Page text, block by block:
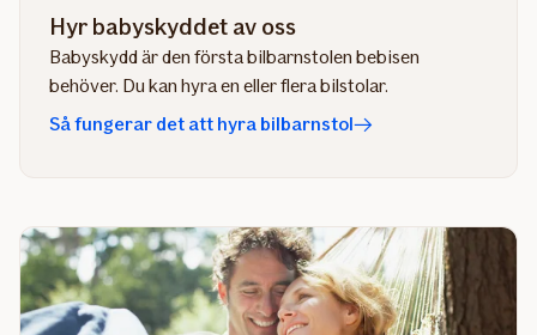
Hyr babyskyddet av oss
Babyskydd är den första bilbarnstolen bebisen
behöver. Du kan hyra en eller flera bilstolar.
Så fungerar det att hyra bilbarnstol